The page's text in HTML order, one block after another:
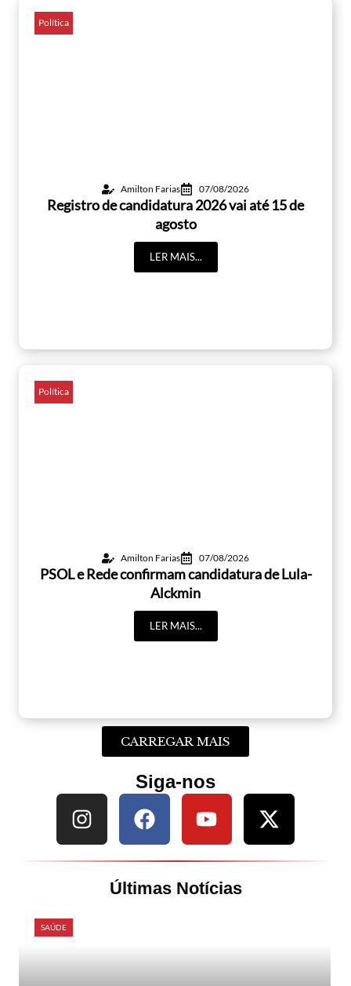
Política
Amilton Farias 07/08/2026
Registro de candidatura 2026 vai até 15 de
agosto
LER MAIS...
Política
Amilton Farias 07/08/2026
PSOL e Rede confirmam candidatura de Lula-
Alckmin
LER MAIS...
CARREGAR MAIS
Siga-nos
Últimas Notícias
SAÚDE